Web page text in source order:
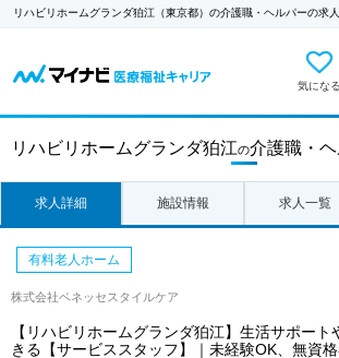
リハビリホームグランダ狛江（東京都）の介護職・ヘルパーの求人
気になる
リハビリホームグランダ狛江の介護職・
求人詳細 施設情報 求人一覧
有料老人ホーム
株式会社ベネッセスタイルケア
【リハビリホームグランダ狛江】生活サポー
きる【サービススタッフ】｜未経験OK、無資